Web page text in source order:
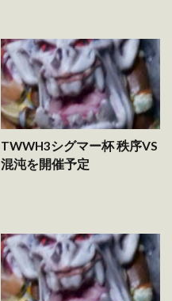
TWWH3シグマー杯 秩序VS
混沌を開催予定